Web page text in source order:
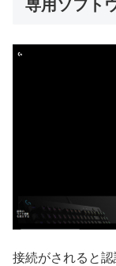
専用ソフト
接続がされると